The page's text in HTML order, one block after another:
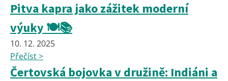
Pitva kapra jako zážitek moderní
výuky 🍽️📚
10. 12. 2025
Přečíst >
Čertovská bojovka v družině: Indiáni a